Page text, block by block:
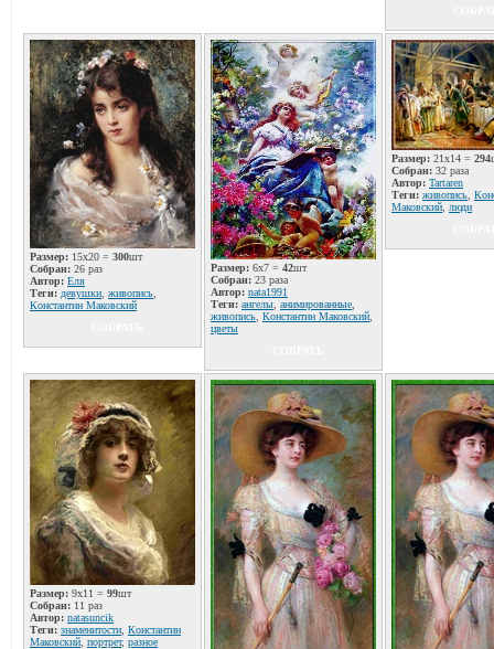
Размер: 15x20 = 300шт
Собран: 26 раз
Автор: Еля
Теги: девушки живопись
Константин Маковский
Размер: 6x7 = 42шт
Собран: 23 раза
Автор: nata1991
Теги: ангелы анимированные
живопись Константин Маковский
цветы
Размер: 21x14 = 294
Собран: 32 раза
Автор: Tartaren
Теги: живопись
Маковский
люди
Размер: 9x11 = 99шт
Собран: 11 раз
Автор: natаsuncik
Теги: знаменитости Константин
Маковский портрет, разное